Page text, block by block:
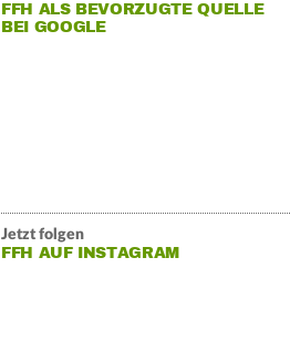
FFH ALS BEVORZUGTE QUELLE
BEI GOOGLE
Jetzt folgen
FFH AUF INSTAGRAM